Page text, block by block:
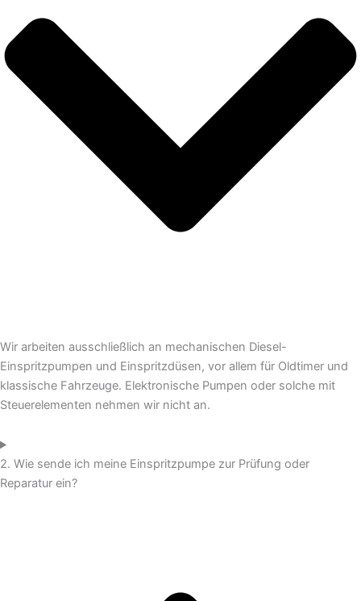
Wir arbeiten ausschließlich an mechanischen Diesel-
Einspritzpumpen und Einspritzdüsen, vor allem für Oldtimer und
klassische Fahrzeuge. Elektronische Pumpen oder solche mit
Steuerelementen nehmen wir nicht an.
2. Wie sende ich meine Einspritzpumpe zur Prüfung oder
Reparatur ein?